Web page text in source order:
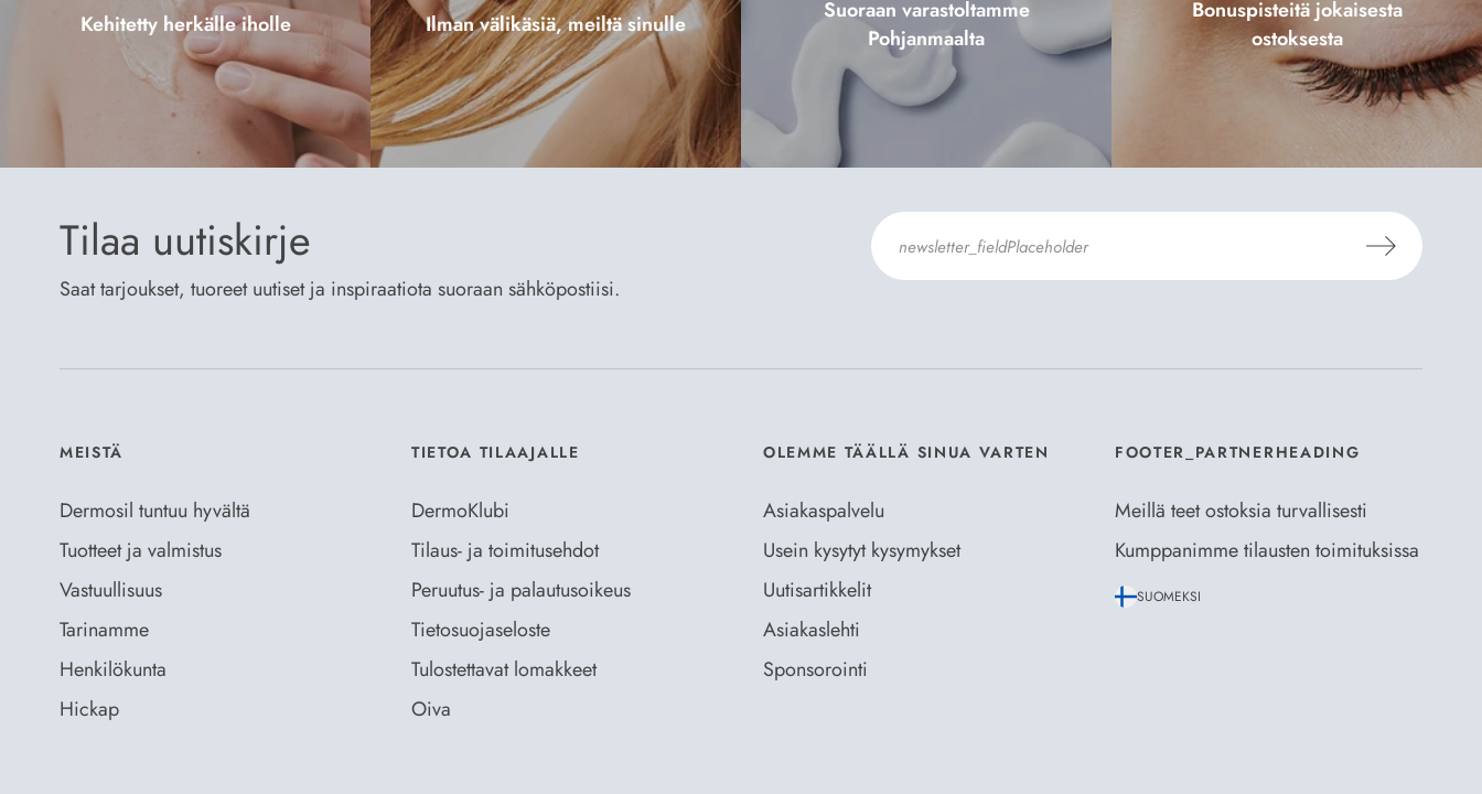
Kehitetty herkälle iholle Ilman välikäsiä, meiltä sinulle
Suoraan varastoltamme
Pohjanmaalta
Bonuspisteitä jokaisesta
ostoksesta
Tilaa uutiskirje
Saat tarjoukset, tuoreet uutiset ja inspiraatiota suoraan sähköpostiisi.
MEISTÄ
Dermosil tuntuu hyvältä
Tuotteet ja valmistus
Vastuullisuus
Tarinamme
Henkilökunta
Hickap
TIETOA TILAAJALLE
DermoKlubi
Tilaus- ja toimitusehdot
Peruutus- ja palautusoikeus
Tietosuojaseloste
Tulostettavat lomakkeet
Oiva
OLEMME TÄÄLLÄ SINUA VARTEN
Asiakaspalvelu
Usein kysytyt kysymykset
Uutisartikkelit
Asiakaslehti
Sponsorointi
FOOTER_PARTNERHEADING
Meillä teet ostoksia turvallisesti
Kumppanimme tilausten toimituksissa
SUOMEKSI